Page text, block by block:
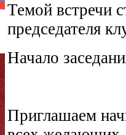
Темой встречи
председателя
Начало
Приглашаем